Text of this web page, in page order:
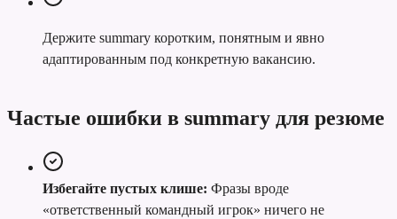
Держите summary коротким, понятным и явно
адаптированным под конкретную вакансию.
Частые ошибки в summary для резюме
Избегайте пустых клише: Фразы вроде
«ответственный командный игрок» ничего не